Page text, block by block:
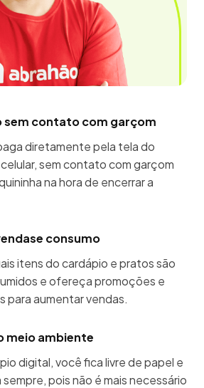
sem contato com garçom
diretamente pela tela do
sem contato com garçom
na hora de encerrar a
consumo
itens do cardápio e pratos são
e ofereça promoções e
para aumentar vendas.
meio ambiente
digital, você fica livre de papel e
pois não é mais necessário